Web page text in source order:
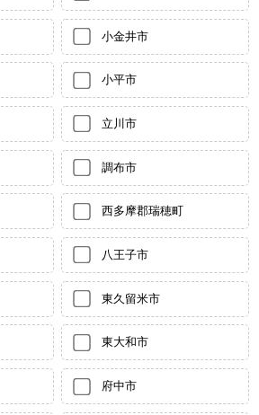
小金井市
小平市
立川市
調布市
西多摩郡瑞穂町
八王子市
東久留米市
東大和市
府中市